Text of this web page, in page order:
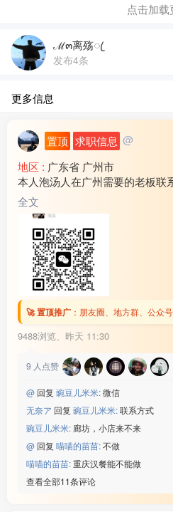
点击加载
ℳ๓离殇ꦿ
发布4条
更多信息
置顶 求职信息 @
地区 : 广东省 广州市
本人泡汤人在广州需要的老板联
全文
🚀 置顶推广 ： 朋友圈、地方群、公众
9488浏览、 昨天 11:30
9 人点赞
@ 回复 豌豆儿米米:微信
无奈ア 回复 豌豆儿米米:联系方式
豌豆儿米米: 廊坊，小店来不来
@ 回复 喵喵的苗苗:不做
喵喵的苗苗:重庆汉餐能不能做
查看全部11条评论